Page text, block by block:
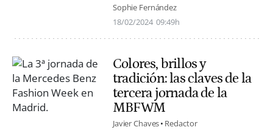
Sophie Fernández
18/02/2024 09:49h
Colores, brillos y
tradición: las claves de la
tercera jornada de la
MBFWM
Javier Chaves Redactor